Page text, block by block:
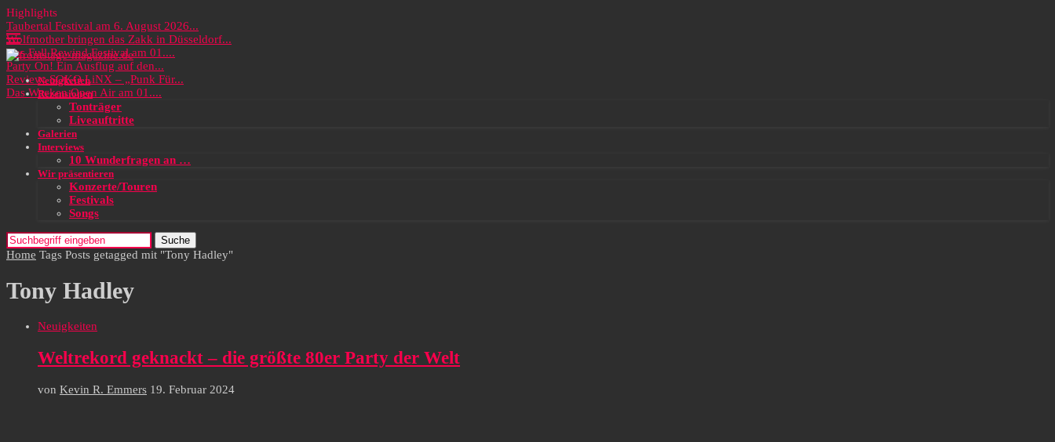
Highlights
Taubertal Festival am 6. August 2026...
Wolfmother bringen das Zakk in Düsseldorf...
Das Full Rewind Festival am 01....
Party On! Ein Ausflug auf den...
Review: SOKO LiNX – „Punk Für...
Das Wacken Open Air am 01....
Neuigkeiten
Rezensionen
Tonträger
Liveauftritte
Galerien
Interviews
10 Wunderfragen an …
Wir präsentieren
Konzerte/Touren
Festivals
Songs
Suche
Home Tags Posts getagged mit "Tony Hadley"
Tony Hadley
Neuigkeiten
Weltrekord geknackt – die größte 80er Party der Welt
von Kevin R. Emmers 19. Februar 2024